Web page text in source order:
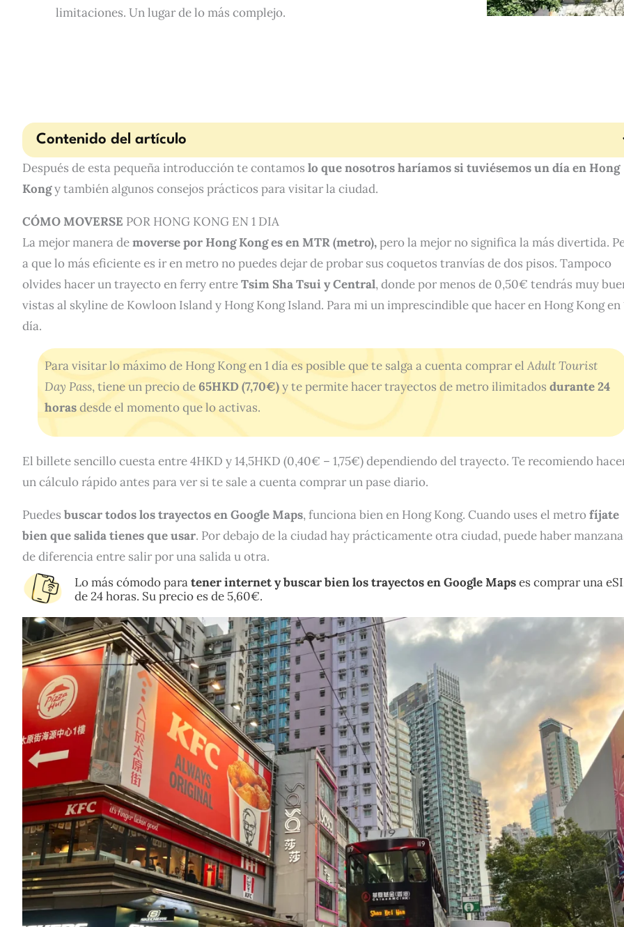
limitaciones. Un lugar de lo más complejo.
Contenido del artículo
Después de esta pequeña introducción te contamos lo que nosotros haríamos si tuviésemos un día en Hong
Kongy también algunos consejos prácticos para visitar la ciudad.
CÓMO MOVERSE POR HONG KONG EN 1 DIA
La mejor manera demoverse por Hong Kong es en MTR (metro),pero la mejor no significa la más divertida.
a que lo más eficiente es ir en metro no puedes dejar de probar sus coquetos tranvías de dos pisos. Tampoco
olvides hacer un trayecto en ferry entreTsim Sha Tsui y Central, donde por menos de 0,50€ tendrás muy
vistas al skyline de Kowloon Island y Hong Kong Island. Para mi un imprescindible que hacer en Hong Kong en
día.
Para visitar lo máximo de Hong Kong en 1 día es posible que te salga a cuenta comprar elAdult Tourist
Day Pass, tiene un precio de65HKD (7,70€)y te permite hacer trayectos de metro ilimitados durante 24
horasdesde el momento que lo activas.
El billete sencillo cuesta entre 4HKD y 14,5HKD (0,40€ – 1,75€) dependiendo del trayecto. Te recomiendo
un cálculo rápido antes para ver si te sale a cuenta comprar un pase diario.
Puedes buscar todos los trayectos en Google Maps, funciona bien en Hong Kong. Cuando uses el metrofíjate
bien que salida tienes que usar. Por debajo de la ciudad hay prácticamente otra ciudad, puede haber
de diferencia entre salir por una salida u otra.
Lo más cómodo paratener internet y buscar bien los trayectos en Google Mapses comprar una
de 24 horas. Su precio es de 5,60€.